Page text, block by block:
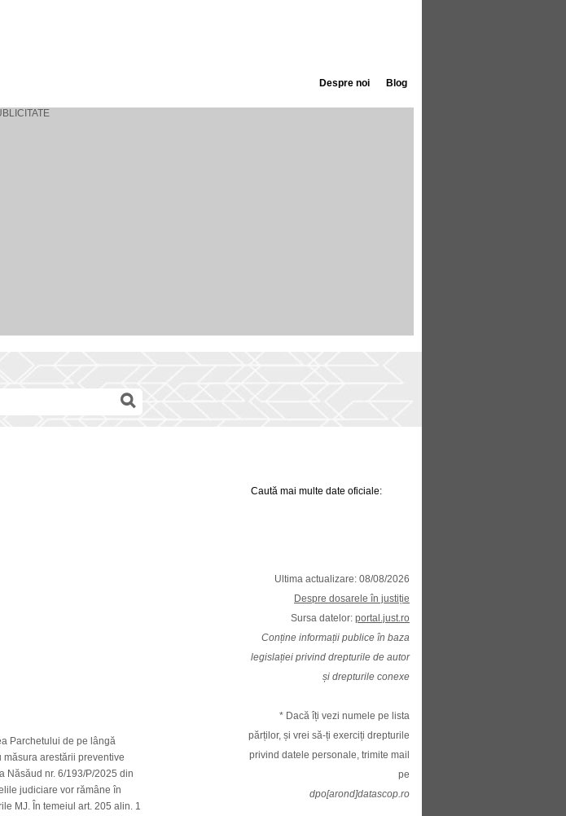
Blog
Despre noi
Parchetului de pe lângă
arestării preventive
Năsăud nr. 6/193/P/2025 din
judiciare vor rămâne în
MJ. În temeiul art. 205 alin. 1
Caută mai multe date oficiale:
Ultima actualizare: 08/08/2026
Despre dosarele în justiție
Sursa datelor: portal.just.ro
Conține informații publice în baza
legislației privind drepturile de autor
și drepturile conexe
* Dacă îți vezi numele pe lista
părților, și vrei să-ți exerciți drepturile
privind datele personale, trimite mail
pe
dpo[arond]datascop.ro